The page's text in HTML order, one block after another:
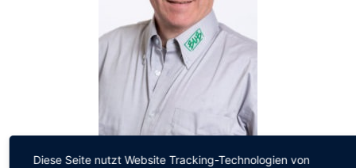
Heinrich-Matthias Bertram
Diese Seite nutzt Website Tracking-Technologien von